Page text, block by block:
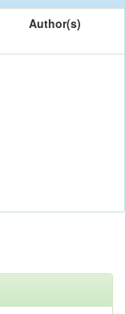
Author(s)